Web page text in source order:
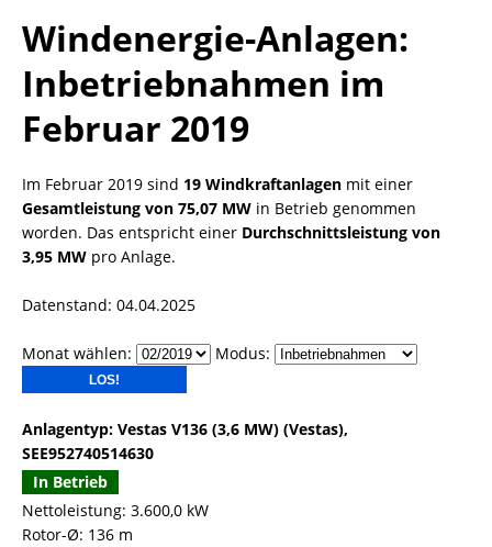
Windenergie-Anlagen:
Inbetriebnahmen im
Februar 2019
Im Februar 2019 sind 19 Windkraftanlagen mit einer
Gesamtleistung von 75,07 MW in Betrieb genommen
worden. Das entspricht einer Durchschnittsleistung von
3,95 MW pro Anlage.
Datenstand: 04.04.2025
Monat wählen: Modus:
Anlagentyp: Vestas V136 (3,6 MW) (Vestas),
SEE952740514630
In Betrieb
Nettoleistung: 3.600,0 kW
Rotor-Ø: 136 m